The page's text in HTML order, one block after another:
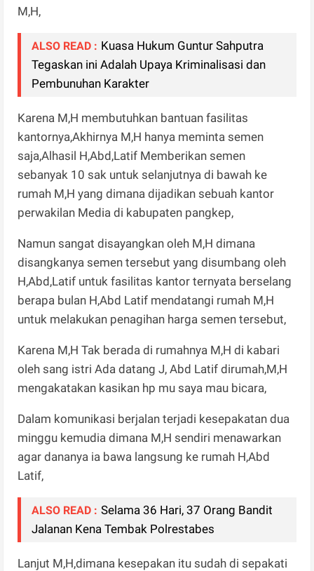
M,H,
ALSO READ : Kuasa Hukum Guntur Sahputra
Tegaskan ini Adalah Upaya Kriminalisasi dan
Pembunuhan Karakter
Karena M,H membutuhkan bantuan fasilitas
kantornya,Akhirnya M,H hanya meminta semen
saja,Alhasil H,Abd,Latif Memberikan semen
sebanyak 10 sak untuk selanjutnya di bawah ke
rumah M,H yang dimana dijadikan sebuah kantor
perwakilan Media di kabupaten pangkep,
Namun sangat disayangkan oleh M,H dimana
disangkanya semen tersebut yang disumbang oleh
H,Abd,Latif untuk fasilitas kantor ternyata berselang
berapa bulan H,Abd Latif mendatangi rumah M,H
untuk melakukan penagihan harga semen tersebut,
Karena M,H Tak berada di rumahnya M,H di kabari
oleh sang istri Ada datang J, Abd Latif dirumah,M,H
mengakatakan kasikan hp mu saya mau bicara,
Dalam komunikasi berjalan terjadi kesepakatan dua
minggu kemudia dimana M,H sendiri menawarkan
agar dananya ia bawa langsung ke rumah H,Abd
Latif,
ALSO READ : Selama 36 Hari, 37 Orang Bandit
Jalanan Kena Tembak Polrestabes
Lanjut M,H,dimana kesepakan itu sudah di sepakati